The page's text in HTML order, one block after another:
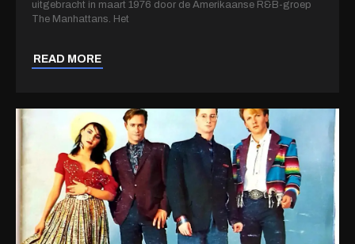
uitgebracht in maart 1976 door de Amerikaanse R&B-groep
The Manhattans. Het
READ MORE